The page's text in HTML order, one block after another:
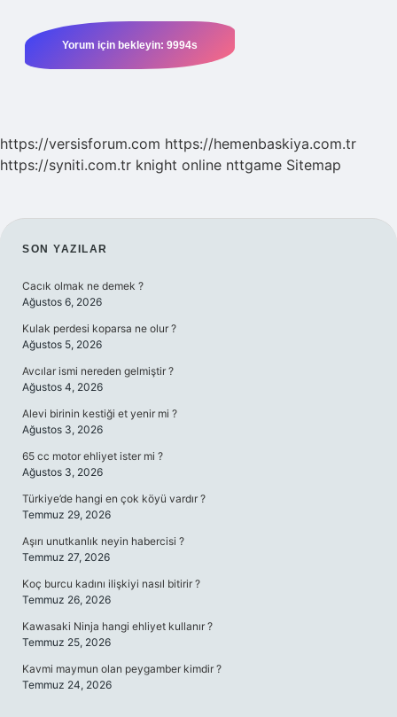
https://versisforum.com https://hemenbaskiya.com.tr
https://syniti.com.tr knight online nttgame Sitemap
SIDEBAR
SON YAZILAR
Cacık olmak ne demek ?
Ağustos 6, 2026
Kulak perdesi koparsa ne olur ?
Ağustos 5, 2026
Avcılar ismi nereden gelmiştir ?
Ağustos 4, 2026
Alevi birinin kestiği et yenir mi ?
Ağustos 3, 2026
65 cc motor ehliyet ister mi ?
Ağustos 3, 2026
Türkiye’de hangi en çok köyü vardır ?
Temmuz 29, 2026
Aşırı unutkanlık neyin habercisi ?
Temmuz 27, 2026
Koç burcu kadını ilişkiyi nasıl bitirir ?
Temmuz 26, 2026
Kawasaki Ninja hangi ehliyet kullanır ?
Temmuz 25, 2026
Kavmi maymun olan peygamber kimdir ?
Temmuz 24, 2026